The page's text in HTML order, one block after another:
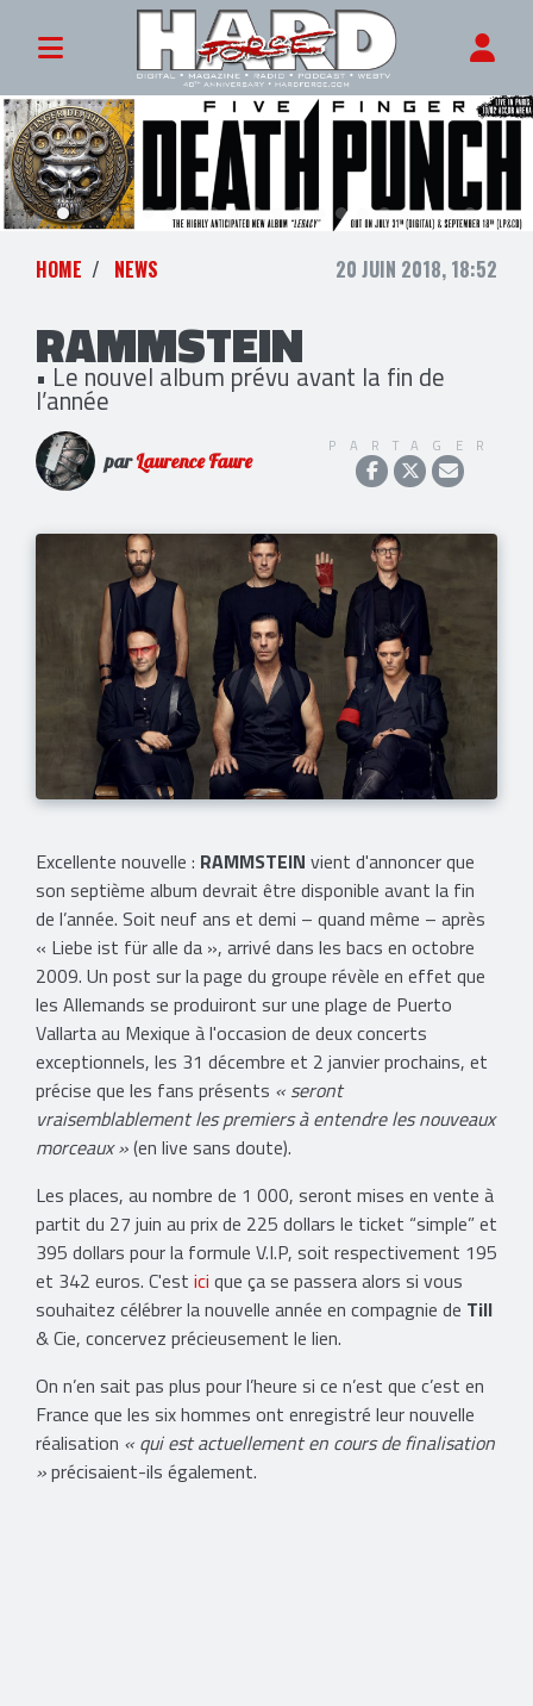
HOME NEWS 20 JUIN 2018, 18:52
RAMMSTEIN
• Le nouvel album prévu avant la fin de
l’année
parLaurence Faure
PARTAGER
Excellente nouvelle : RAMMSTEIN vient d'annoncer que
son septième album devrait être disponible avant la fin
de l’année. Soit neuf ans et demi – quand même – après
« Liebe ist für alle da », arrivé dans les bacs en octobre
2009. Un post sur la page du groupe révèle en effet que
les Allemands se produiront sur une plage de Puerto
Vallarta au Mexique à l'occasion de deux concerts
exceptionnels, les 31 décembre et 2 janvier prochains, et
précise que les fans présents « seront
vraisemblablement les premiers à entendre les nouveaux
morceaux »(en live sans doute).
Les places, au nombre de 1 000, seront mises en vente à
partit du 27 juin au prix de 225 dollars le ticket “simple” et
395 dollars pour la formule V.I.P, soit respectivement 195
et 342 euros. C'est ici que ça se passera alors si vous
souhaitez célébrer la nouvelle année en compagnie de Till
& Cie, concervez précieusement le lien.
On n’en sait pas plus pour l’heure si ce n’est que c’est en
France que les six hommes ont enregistré leur nouvelle
réalisation « qui est actuellement en cours de finalisation
»précisaient-ils également.